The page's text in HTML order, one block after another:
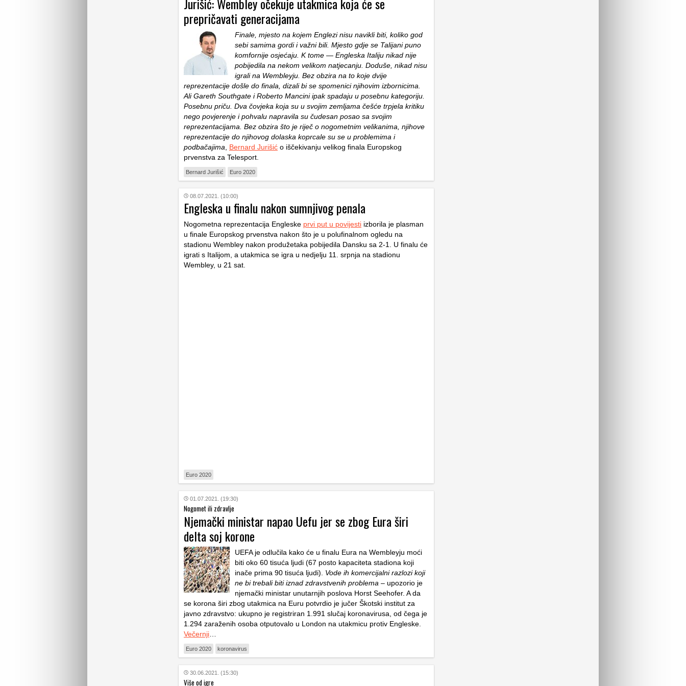
prepričavati generacijama
Finale, mjesto na kojem Englezi nisu navikli biti, koliko god
sebi samima gordi i važni bili. Mjesto gdje se Talijani puno
komfornije osjećaju. K tome — Engleska Italiju nikad nije
pobijedila na nekom velikom natjecanju. Doduše, nikad nisu
igrali na Wembleyju. Bez obzira na to koje dvije
reprezentacije došle do finala, dizali bi se spomenici njihovim izbornicima.
Ali Gareth Southgate i Roberto Mancini ipak spadaju u posebnu kategoriju.
Posebnu priču. Dva čovjeka koja su u svojim zemljama češće trpjela kritiku
nego povjerenje i pohvalu napravila su čudesan posao sa svojim
reprezentacijama. Bez obzira što je riječ o nogometnim velikanima, njihove
reprezentacije do njihovog dolaska koprcale su se u problemima i
podbačajima
Bernard Jurišić o iščekivanju velikog finala Europskog
prvenstva za Telesport.
Bernard Jurišić Euro 2020
08.07.2021. (10:00)
Engleska u finalu nakon sumnjivog penala
Nogometna reprezentacija Engleske prvi put u povijesti izborila je plasman
u finale Europskog prvenstva nakon što je u polufinalnom ogledu na
stadionu Wembley nakon produžetaka pobijedila Dansku sa 2-1. U finalu će
igrati s Italijom, a utakmica se igra u nedjelju 11. srpnja na stadionu
Wembley, u 21 sat.
Euro 2020
01.07.2021. (19:30)
Nogomet ili zdravlje
Njemački ministar napao Uefu jer se zbog Eura širi
delta soj korone
UEFA je odlučila kako će u finalu Eura na Wembleyju moći
biti oko 60 tisuća ljudi (67 posto kapaciteta stadiona koji
inače prima 90 tisuća ljudi). Vode ih komercijalni razlozi koji
ne bi trebali biti iznad zdravstvenih problema – upozorio je
njemački ministar unutarnjih poslova Horst Seehofer. A da
se korona širi zbog utakmica na Euru potvrdio je jučer Škotski institut za
javno zdravstvo: ukupno je registriran 1.991 slučaj koronavirusa, od čega je
1.294 zaraženih osoba otputovalo u London na utakmicu protiv Engleske.
Večernji
Euro 2020 koronavirus
30.06.2021. (15:30)
Više od igre